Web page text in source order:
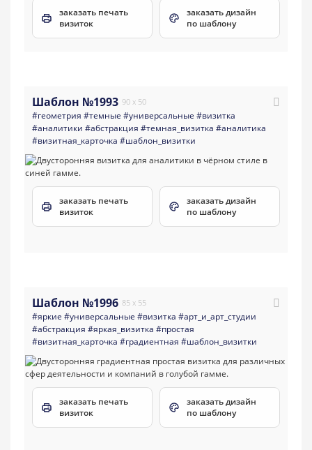
заказать печать
визиток
заказать дизайн
по шаблону
Шаблон №1993 90 x 50
#геометрия #темные #универсальные #визитка
#аналитики #абстракция #темная_визитка #аналитика
#визитная_карточка #шаблон_визитки
заказать печать
визиток
заказать дизайн
по шаблону
Шаблон №1996 85 x 55
#яркие #универсальные #визитка #арт_и_арт_студии
#абстракция #яркая_визитка #простая
#визитная_карточка #градиентная #шаблон_визитки
заказать печать
визиток
заказать дизайн
по шаблону